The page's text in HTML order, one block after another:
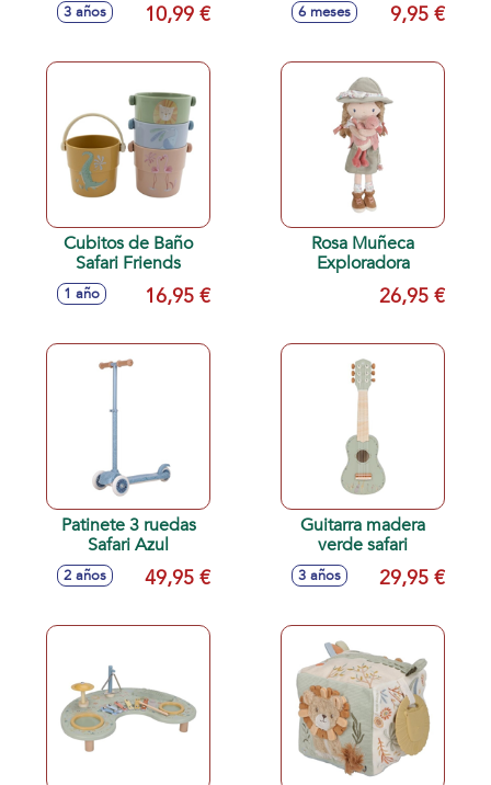
3 años 10,99 € 6 meses 9,95 €
Cubitos de Baño
Safari Friends
1 año 16,95 €
Rosa Muñeca
Exploradora
26,95 €
Patinete 3 ruedas
Safari Azul
2 años 49,95 €
Guitarra madera
verde safari
3 años 29,95 €